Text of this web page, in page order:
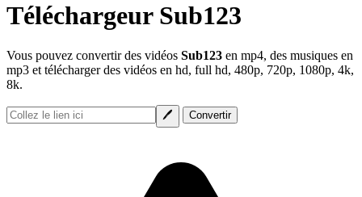
Téléchargeur Sub123
Vous pouvez convertir des vidéos Sub123 en mp4, des musiques en
mp3 et télécharger des vidéos en hd, full hd, 480p, 720p, 1080p, 4k,
8k.